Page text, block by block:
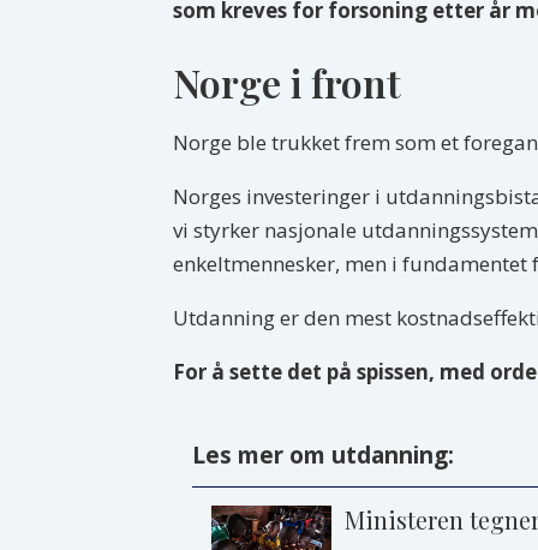
som kreves for forsoning etter år
Norge i front
Norge ble trukket frem som et
Norges investeringer i
vi styrker nasjonale
enkeltmennesker, men i
Utdanning er den mest
For å sette det på spissen, med
Les mer om utdanning:
Ministeren